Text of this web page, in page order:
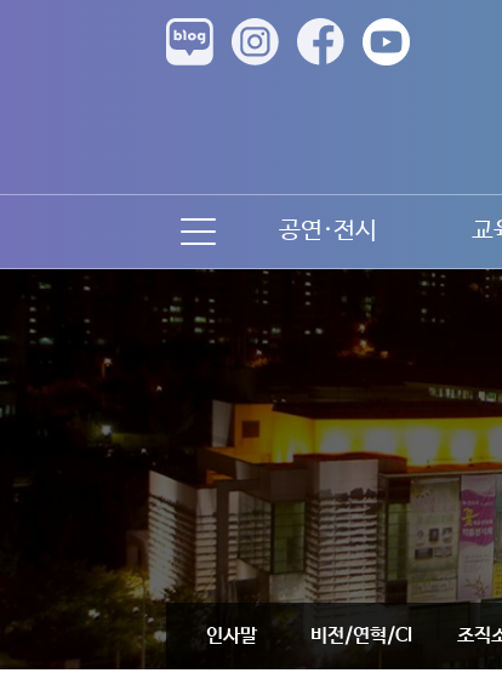
공연·전시 교
인사말 비전/연혁/CI 조직